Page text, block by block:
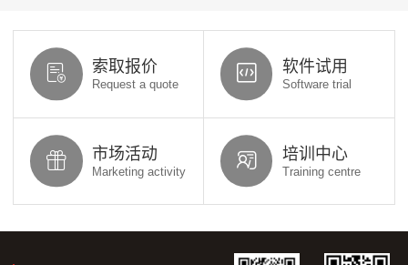
索取报价
Request a quote
软件试用
Software trial
市场活动
Marketing activity
培训中心
Training centre